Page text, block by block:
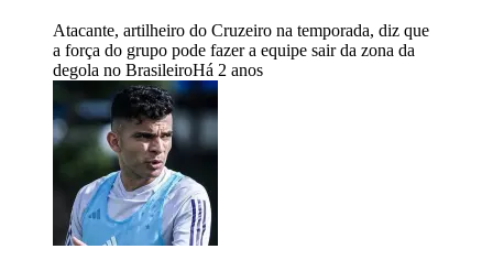
Atacante, artilheiro do Cruzeiro na temporada, diz que
a força do grupo pode fazer a equipe sair da zona da
degola no BrasileiroHá 2 anos